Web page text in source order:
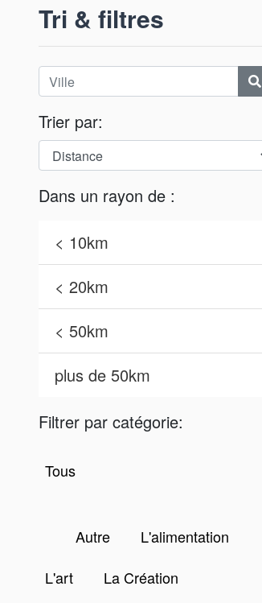
Tri & filtres
Trier par:
Dans un rayon de :
< 10km
< 20km
< 50km
plus de 50km
Filtrer par catégorie:
Tous
Autre
L'alimentation
L'art
La Création